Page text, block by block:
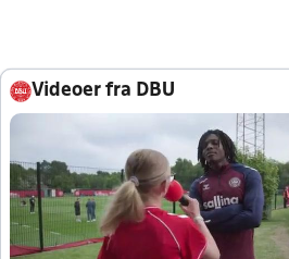
Videoer fra DBU